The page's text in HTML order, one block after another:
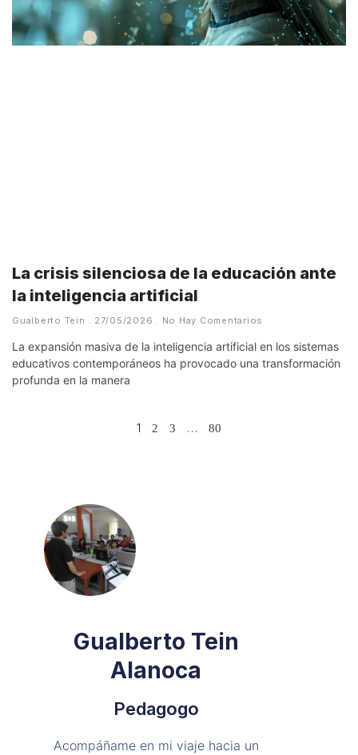
La crisis silenciosa de la educación ante
la inteligencia artificial
Gualberto Tein 27/05/2026 No Hay Comentarios
La expansión masiva de la inteligencia artificial en los sistemas
educativos contemporáneos ha provocado una transformación
profunda en la manera
1 2 3 … 80
Gualberto Tein
Alanoca
Pedagogo
Acompáñame en mi viaje hacia un